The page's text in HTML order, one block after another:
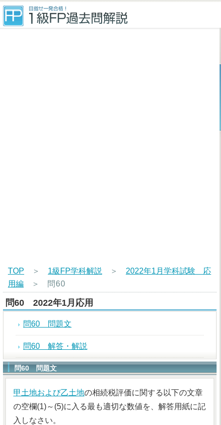
TOP ＞ 1級FP学科解説 ＞ 2022年1月学科試験 応
用編 ＞ 問60
問60 2022年1月応用
問60 問題文
問60 解答・解説
問60 問題文
甲土地および乙土地の相続税評価に関する以下の文章
の空欄(1)～(5)に入る最も適切な数値を、解答用紙に記
入しなさい。